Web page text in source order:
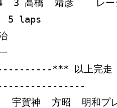
3 高橋  靖彦    レーシ
5 laps
*** 以上完
賀神  方昭  明和プレ